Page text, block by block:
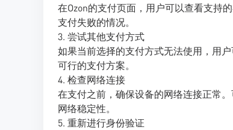
在Ozon的支付页面，用户可以查看支持
支付失败的情况。
3. 尝试其他支付方式
如果当前选择的支付方式无法使用，用
可行的支付方案。
4. 检查网络连接
在支付之前，确保设备的网络连接正常
网络稳定性。
5. 重新进行身份验证